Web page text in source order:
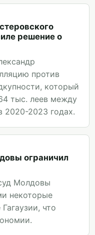
решение о
против
который
тыс. леев между
2020-2023 годах.
ограничил
Молдовы
некоторые
что